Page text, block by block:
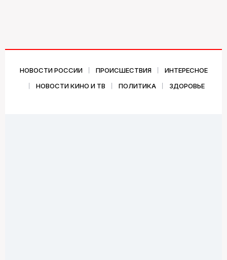
НОВОСТИ РОССИИ ПРОИСШЕСТВИЯ
ИНТЕРЕСНОЕ
НОВОСТИ КИНО И ТВ
ПОЛИТИКА ЗДОРОВЬЕ